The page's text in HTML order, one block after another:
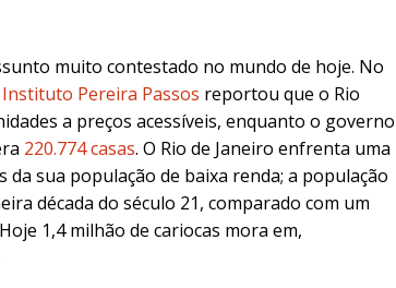
muito contestado no mundo de hoje. No
Instituto Pereira Passos reportou que o Rio
a preços acessíveis, enquanto o governo
220.774 casas. O Rio de Janeiro enfrenta uma
sua população de baixa renda; a população
década do século 21, comparado com um
1,4 milhão de cariocas mora em,